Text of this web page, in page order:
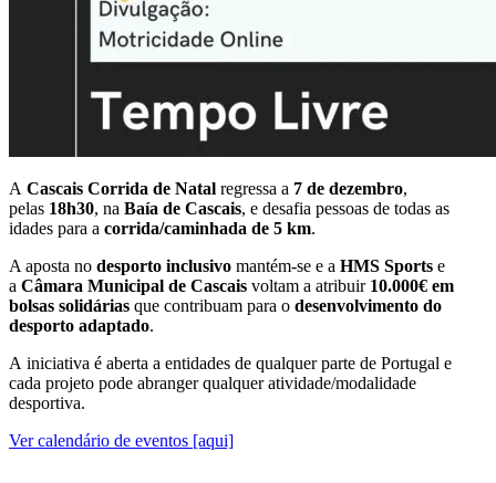
A Cascais Corrida de Natal regressa a 7 de dezembro,
pelas 18h30, na Baía de Cascais, e desafia pessoas de todas as
idades para a corrida/caminhada de 5 km.
A aposta no desporto inclusivo mantém-se e a HMS Sports e
a Câmara Municipal de Cascais voltam a atribuir 10.000€ em
bolsas solidárias que contribuam para o desenvolvimento do
desporto adaptado.
A iniciativa é aberta a entidades de qualquer parte de Portugal e
cada projeto pode abranger qualquer atividade/modalidade
desportiva.
Ver calendário de eventos [aqui]